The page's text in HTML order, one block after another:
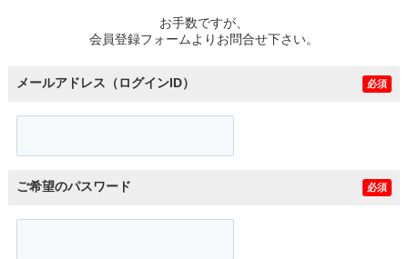
お手数ですが、
会員登録フォームよりお問合せ下さい。
メールアドレス（ログインID） 必須
ご希望のパスワード 必須